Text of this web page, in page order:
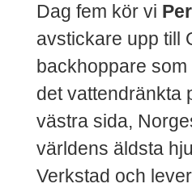
Dag fem kör vi
avstickare upp till
backhoppare
det vattendränkta
västra sida,
världens äldsta
Verkstad och